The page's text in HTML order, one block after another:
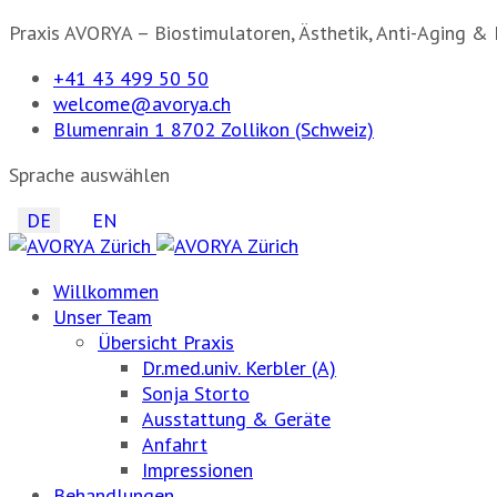
Praxis AVORYA – Biostimulatoren, Ästhetik, Anti-Aging &
+41 43 499 50 50
welcome@avorya.ch
Blumenrain 1 8702 Zollikon (Schweiz)
Sprache auswählen
DE
EN
Willkommen
Unser Team
Übersicht Praxis
Dr.med.univ. Kerbler (A)
Sonja Storto
Ausstattung & Geräte
Anfahrt
Impressionen